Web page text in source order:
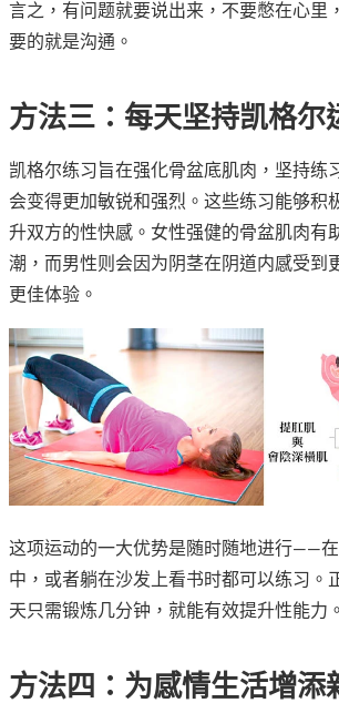
言之，有问题就要说出来，不要憋在心里
要的就是沟通。
方法三：每天坚持凯格尔
凯格尔练习旨在强化骨盆底肌肉，坚持练
会变得更加敏锐和强烈。这些练习能够积
升双方的性快感。女性强健的骨盆肌肉有
潮，而男性则会因为阴茎在阴道内感受到
更佳体验。
这项运动的一大优势是随时随地进行——
中，或者躺在沙发上看书时都可以练习。
天只需锻炼几分钟，就能有效提升性能力。
方法四：为感情生活增添